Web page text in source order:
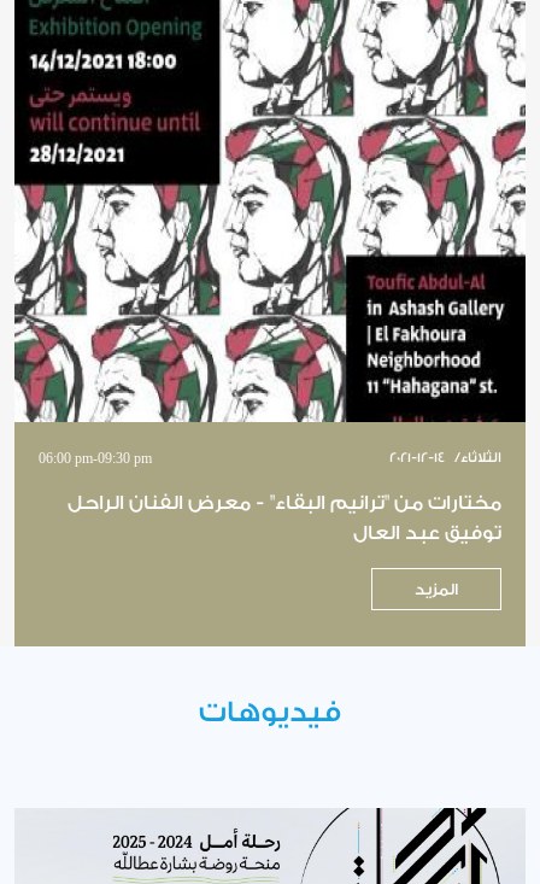
2021-12-14 الثلاثاء/
06:00 pm-09:30 pm
مختارات من "ترانيم البقاء" - معرض الفنان الراحل
توفيق عبد العال
المزيد
فيديوهات